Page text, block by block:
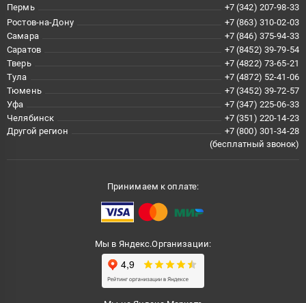
Пермь
+7 (342) 207-98-33
Ростов-на-Дону
+7 (863) 310-02-03
Самара
+7 (846) 375-94-33
Саратов
+7 (8452) 39-79-54
Тверь
+7 (4822) 73-65-21
Тула
+7 (4872) 52-41-06
Тюмень
+7 (3452) 39-72-57
Уфа
+7 (347) 225-06-33
Челябинск
+7 (351) 220-14-23
Другой регион
+7 (800) 301-34-28
(бесплатный звонок)
Принимаем к оплате:
Мы в Яндекс.Организации: